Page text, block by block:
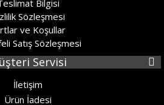
Bilgisi
Sözleşmesi
ve Koşullar
Satış Sözleşmesi
Servisi
İletişim
Ürün İadesi